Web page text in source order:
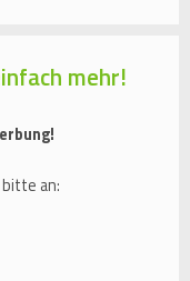
mehr!
an: